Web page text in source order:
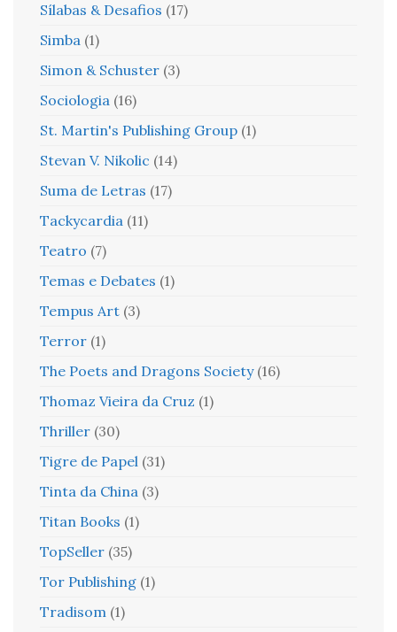
Sílabas & Desafios (17)
Simba (1)
Simon & Schuster (3)
Sociologia (16)
St. Martin's Publishing Group (1)
Stevan V. Nikolic (14)
Suma de Letras (17)
Tackycardia (11)
Teatro (7)
Temas e Debates (1)
Tempus Art (3)
Terror (1)
The Poets and Dragons Society (16)
Thomaz Vieira da Cruz (1)
Thriller (30)
Tigre de Papel (31)
Tinta da China (3)
Titan Books (1)
TopSeller (35)
Tor Publishing (1)
Tradisom (1)